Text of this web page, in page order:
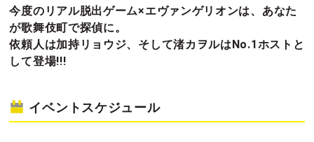
今度のリアル脱出ゲーム×エヴァンゲリオンは、あなた
が歌舞伎町で探偵に。
依頼人は加持リョウジ、そして渚カヲルはNo.1ホストと
して登場!!!
イベントスケジュール